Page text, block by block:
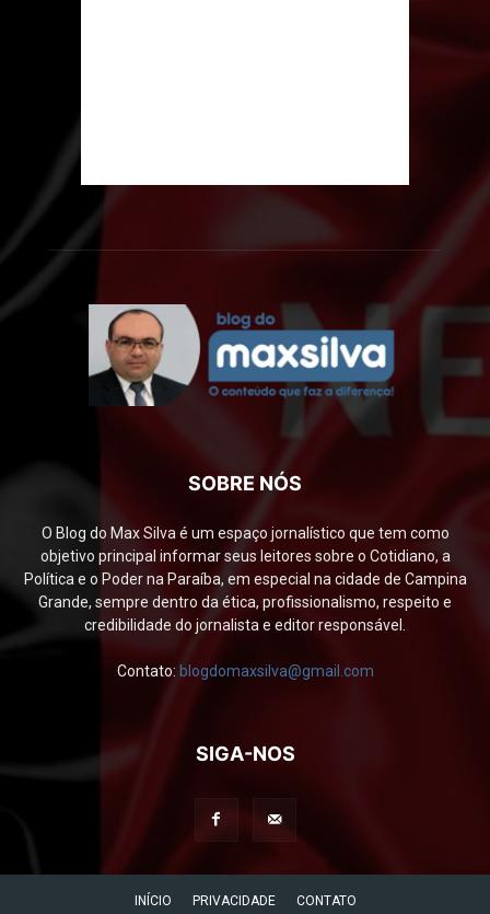
SOBRE NÓS
O Blog do Max Silva é um espaço jornalístico que tem como
objetivo principal informar seus leitores sobre o Cotidiano, a
Política e o Poder na Paraíba, em especial na cidade de Campina
Grande, sempre dentro da ética, profissionalismo, respeito e
credibilidade do jornalista e editor responsável.
Contato: blogdomaxsilva@gmail.com
SIGA-NOS
INÍCIO PRIVACIDADE CONTATO